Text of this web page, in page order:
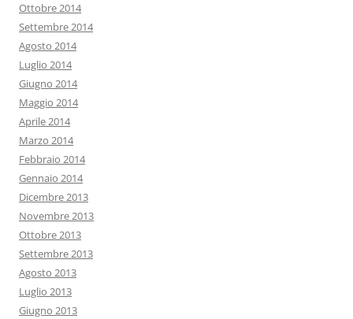
Ottobre 2014
Settembre 2014
Agosto 2014
Luglio 2014
Giugno 2014
Maggio 2014
Aprile 2014
Marzo 2014
Febbraio 2014
Gennaio 2014
Dicembre 2013
Novembre 2013
Ottobre 2013
Settembre 2013
Agosto 2013
Luglio 2013
Giugno 2013